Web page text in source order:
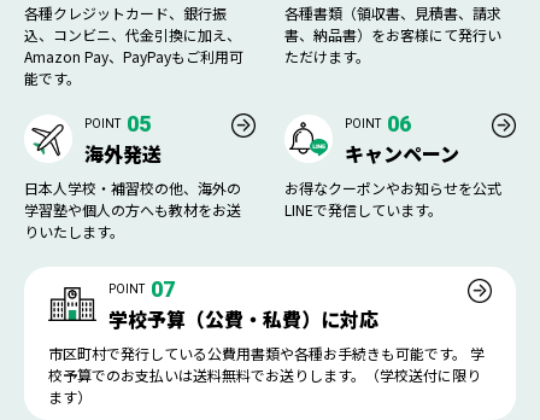
各種クレジットカード、銀行振
込、コンビニ、代金引換に加え、
Amazon Pay、PayPayもご利用可
能です。
各種書類（領収書、見積書、請求
書、納品書）をお客様にて発行い
ただけます。
POINT 05
海外発送
日本人学校・補習校の他、海外の
学習塾や個人の方へも教材をお送
りいたします。
POINT 06
キャンペーン
お得なクーポンやお知らせを公式
LINEで発信しています。
POINT 07
学校予算（公費・私費）に対応
市区町村で発行している公費用書類や各種お手続きも可能です。 学
校予算でのお支払いは送料無料でお送りします。（学校送付に限り
ます）